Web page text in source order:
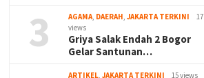
3 AGAMA DAERAH ,JAKARTA TERKINI
17
views
Griya Salak Endah 2 Bogor
Gelar Santunan…
ARTIKEL ,JAKARTA TERKINI 15 views